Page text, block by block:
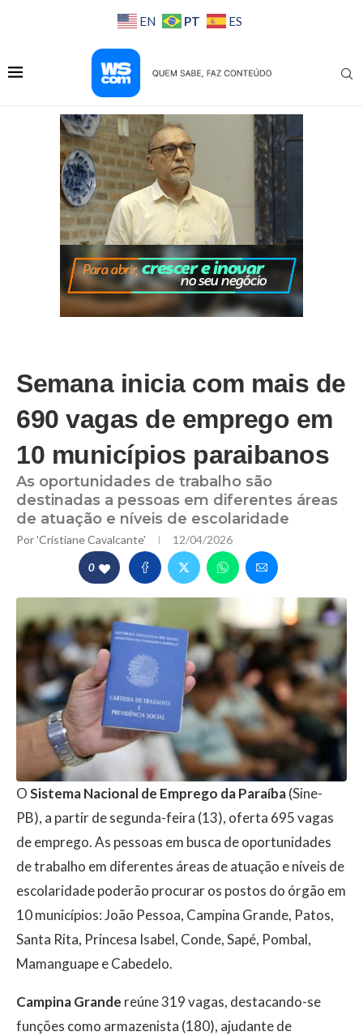
EN PT ES
Semana inicia com mais de
690 vagas de emprego em
10 municípios paraibanos
As oportunidades de trabalho são
destinadas a pessoas em diferentes áreas
de atuação e níveis de escolaridade
Por'Cristiane Cavalcante' 12/04/2026
0
OSistema Nacional de Emprego da Paraíba(Sine-
PB), a partir de segunda-feira (13), oferta 695 vagas
de emprego. As pessoas em busca de oportunidades
de trabalho em diferentes áreas de atuação e níveis de
escolaridade poderão procurar os postos do órgão em
10 municípios: João Pessoa, Campina Grande, Patos,
Santa Rita, Princesa Isabel, Conde, Sapé, Pombal,
Mamanguape e Cabedelo.
Campina Grande reúne 319 vagas, destacando-se
funções como armazenista (180), ajudante de